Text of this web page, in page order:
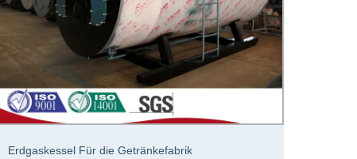
Erdgaskessel Für die Getränkefabrik